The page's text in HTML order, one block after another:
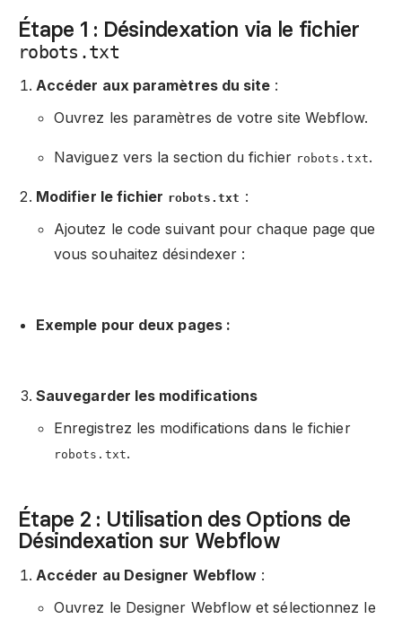
Étape 1 : Désindexation via le fichier
robots.txt
Accéder aux paramètres du site :
Ouvrez les paramètres de votre site Webflow.
Naviguez vers la section du fichier robots.txt.
Modifier le fichier robots.txt :
Ajoutez le code suivant pour chaque page que
vous souhaitez désindexer :
Exemple pour deux pages :
Sauvegarder les modifications
Enregistrez les modifications dans le fichier
robots.txt.
Étape 2 : Utilisation des Options de
Désindexation sur Webflow
Accéder au Designer Webflow :
Ouvrez le Designer Webflow et sélectionnez le